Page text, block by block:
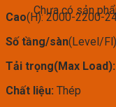
Chưa có sản
Cao(H): 2000-2200-
Số tầng/sàn(Level/
Tải trọng(Max Load):
Chất liệu: Thép